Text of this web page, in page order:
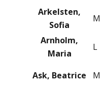
Arkelsten,
Sofia
M
Arnholm,
Maria
L
Ask, Beatrice M